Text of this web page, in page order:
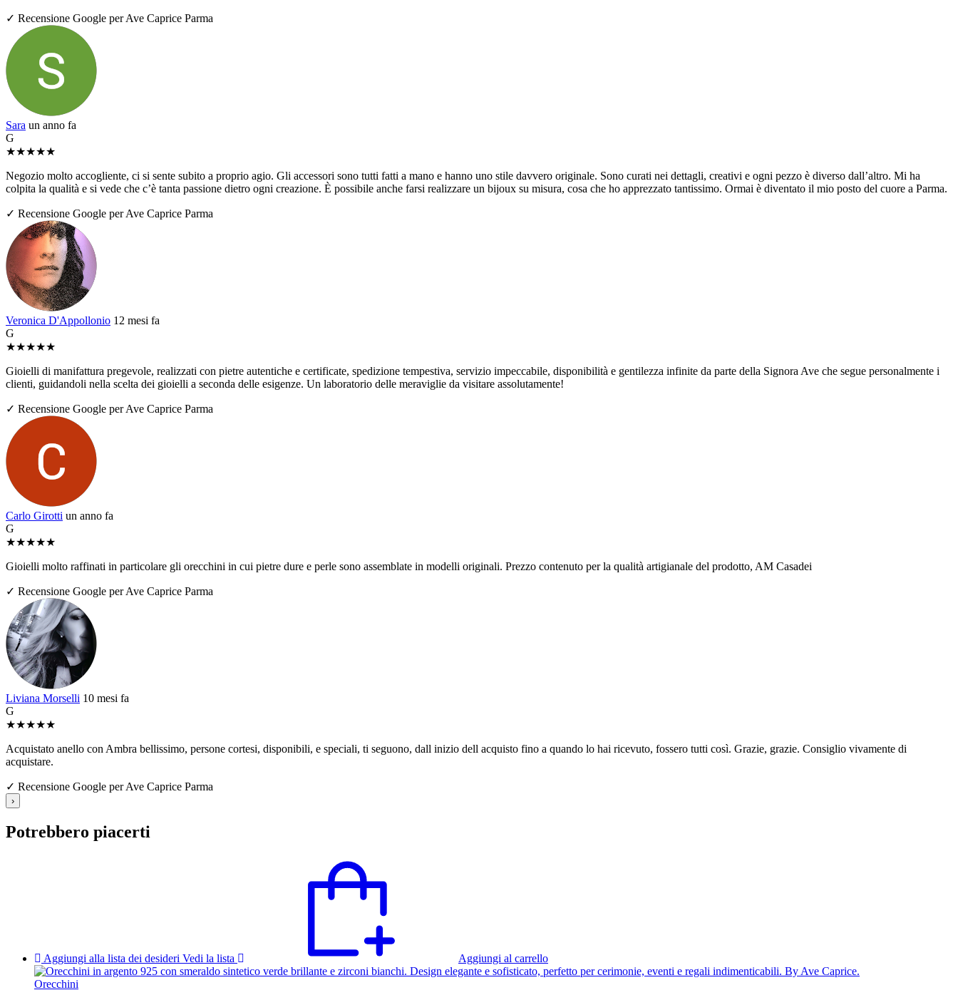
✓ Recensione Google per Ave Caprice Parma
Sara un anno fa
G
★★★★★
Negozio molto accogliente, ci si sente subito a proprio agio. Gli accessori sono tutti fatti a mano e hanno uno stile davvero originale. Sono curati nei dettagli, creativi e ogni pezzo è diverso dall’altro. Mi ha
colpita la qualità e si vede che c’è tanta passione dietro ogni creazione. È possibile anche farsi realizzare un bijoux su misura, cosa che ho apprezzato tantissimo. Ormai è diventato il mio posto del cuore a Parma.
✓ Recensione Google per Ave Caprice Parma
Veronica D'Appollonio 12 mesi fa
G
★★★★★
Gioielli di manifattura pregevole, realizzati con pietre autentiche e certificate, spedizione tempestiva, servizio impeccabile, disponibilità e gentilezza infinite da parte della Signora Ave che segue personalmente i
clienti, guidandoli nella scelta dei gioielli a seconda delle esigenze. Un laboratorio delle meraviglie da visitare assolutamente!
✓ Recensione Google per Ave Caprice Parma
Carlo Girotti un anno fa
G
★★★★★
Gioielli molto raffinati in particolare gli orecchini in cui pietre dure e perle sono assemblate in modelli originali. Prezzo contenuto per la qualità artigianale del prodotto, AM Casadei
✓ Recensione Google per Ave Caprice Parma
Liviana Morselli 10 mesi fa
G
★★★★★
Acquistato anello con Ambra bellissimo, persone cortesi, disponibili, e speciali, ti seguono, dall inizio dell acquisto fino a quando lo hai ricevuto, fossero tutti così. Grazie, grazie. Consiglio vivamente di
acquistare.
✓ Recensione Google per Ave Caprice Parma
›
Potrebbero piacerti
Aggiungi alla lista dei desideri Vedi la lista Aggiungi al carrello
Orecchini